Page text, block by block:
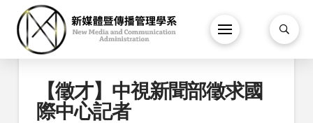
【徵才】中視新聞部徵求國
際中心記者